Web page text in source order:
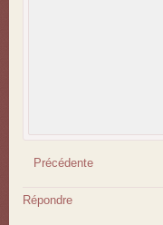
Précédente
Répondre